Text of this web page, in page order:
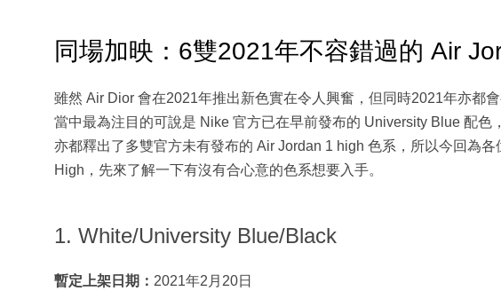
同場加映：6雙2021年不容錯過的 Air
雖然 Air Dior 會在2021年推出新色實在令人興奮，但同時2021年亦都
當中最為注目的可說是 Nike 官方已在早前發布的 University Blue 配色
亦都釋出了多雙官方未有發布的 Air Jordan 1 high 色系，所以今回為
High，先來了解一下有沒有合心意的色系想要入手。
1. White/University Blue/Black
暫定上架日期： 2021年2月20日